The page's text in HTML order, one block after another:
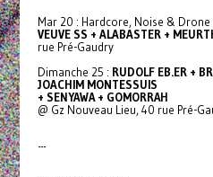
Mar 20 : Hardcore, Noise & Drone
VEUVE SS + ALABASTER +
rue Pré-Gaudry
Dimanche 25 : RUDOLF EB.ER +
JOACHIM MONTESSUIS
+ SENYAWA + GOMORRAH
@ Gz Nouveau Lieu, 40 rue Pré-
---